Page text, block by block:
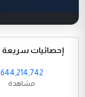
إحصائيات سريعة
644,214,742
مشاهدة